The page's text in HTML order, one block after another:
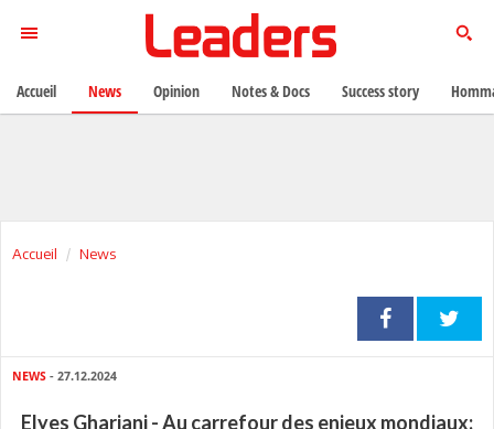
Accueil News
NEWS - 27.12.2024
Elyes Ghariani - Au carrefour des enjeux mondiaux:
Accueil News Opinion Notes & Docs Success story